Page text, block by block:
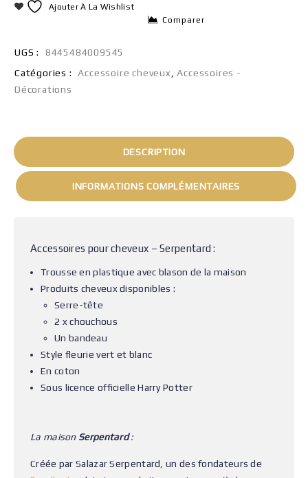
Ajouter À La Wishlist
Comparer
UGS :
8445484009545
Catégories :
Accessoire cheveux ,Accessoires -
Décorations
DESCRIPTION
INFORMATIONS COMPLÉMENTAIRES
Accessoires pour cheveux – Serpentard :
Trousse en plastique avec blason de la maison
Produits cheveux disponibles :
Serre-tête
2 x chouchous
Un bandeau
Style fleurie vert et blanc
En coton
Sous licence officielle Harry Potter
La maison Serpentard:
Créée par Salazar Serpentard, un des fondateurs de